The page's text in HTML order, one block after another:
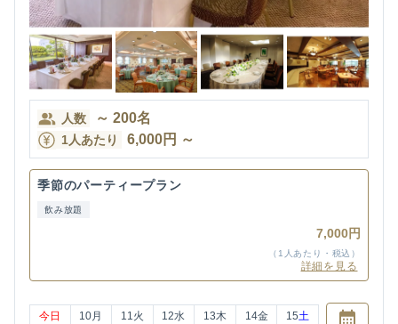
人数 ～ 200名
1人あたり 6,000円 ～
季節のパーティープラン
飲み放題
7,000円
（1人あたり・税込）
詳細を見る
今日 10月 11火 12水 13木 14金 15土